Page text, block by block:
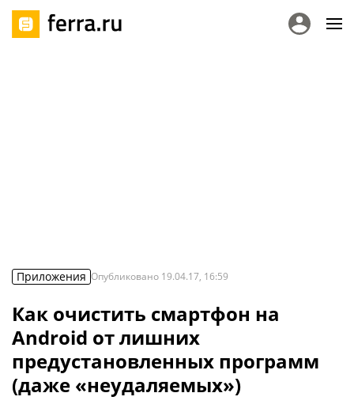
Приложения Опубликовано 19.04.17, 16:59
Как очистить смартфон на
Android от лишних
предустановленных программ
(даже «неудаляемых»)